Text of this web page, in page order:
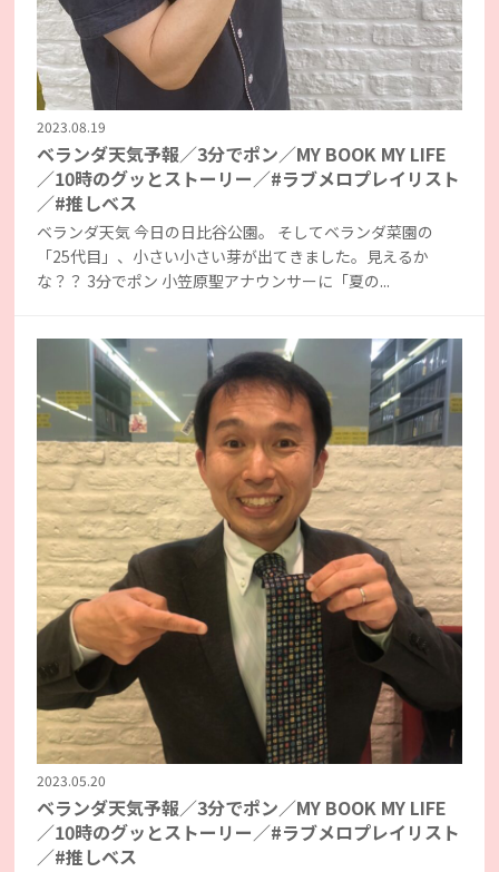
2023.08.19
ベランダ天気予報／3分でポン／MY BOOK MY LIFE
／10時のグッとストーリー／#ラブメロプレイリスト
／#推しベス
ベランダ天気 今日の日比谷公園。 そしてベランダ菜園の
「25代目」、小さい小さい芽が出てきました。見えるか
な？？ 3分でポン 小笠原聖アナウンサーに「夏の...
2023.05.20
ベランダ天気予報／3分でポン／MY BOOK MY LIFE
／10時のグッとストーリー／#ラブメロプレイリスト
／#推しベス